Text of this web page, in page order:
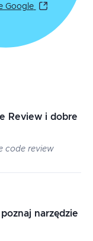
Google
Review i dobre
code review
narzędzie